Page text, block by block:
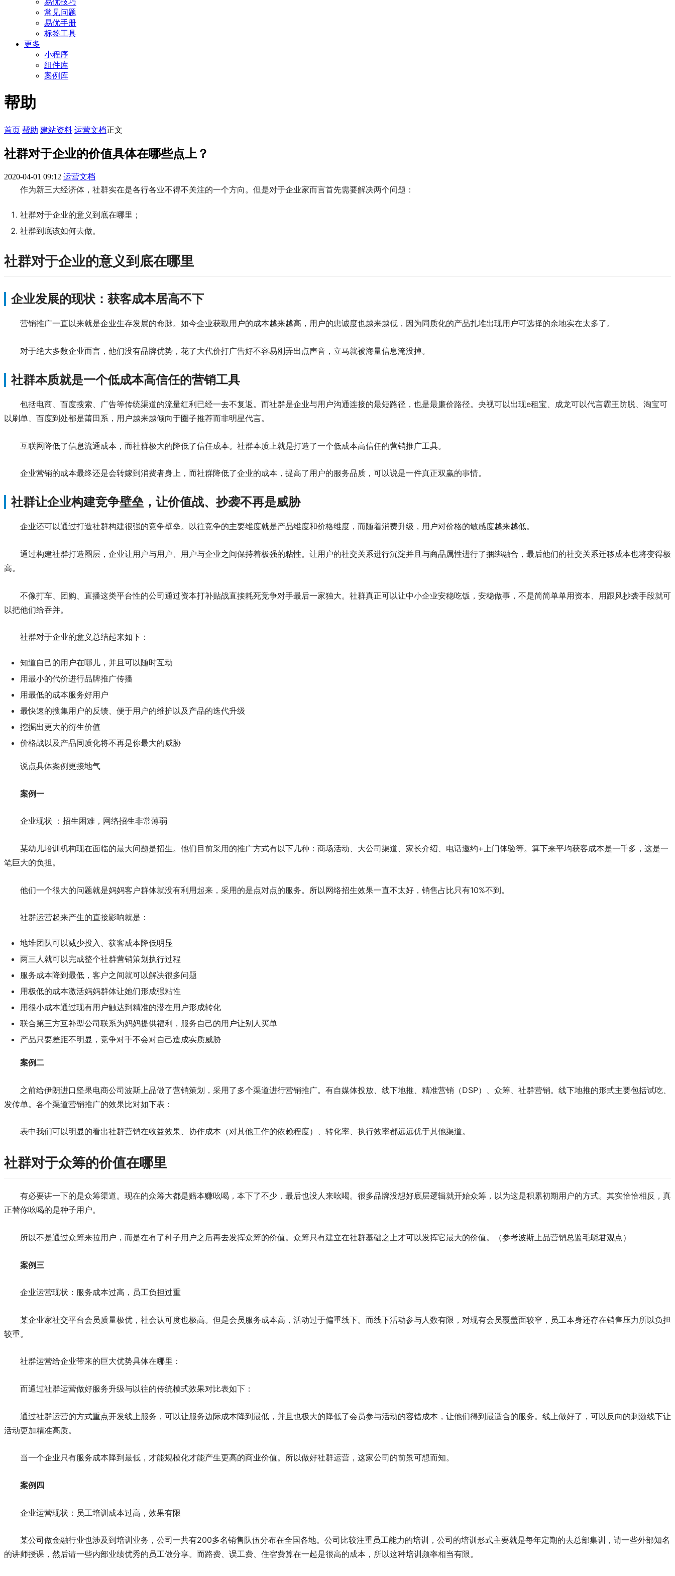
易优技巧
常见问题
易优手册
标签工具
更多
小程序
组件库
案例库
帮助
首页 帮助 建站资料 运营文档正文
社群对于企业的价值具体在哪些点上？
2020-04-01 09:12 运营文档
作为新三大经济体，社群实在是各行各业不得不关注的一个方向。但是对于企业家而言首先需要解决两个问题：
社群对于企业的意义到底在哪里；
社群到底该如何去做。
社群对于企业的意义到底在哪里
企业发展的现状：获客成本居高不下
营销推广一直以来就是企业生存发展的命脉。如今企业获取用户的成本越来越高，用户的忠诚度也越来越低，因为同质化的产品扎堆出现用户可选择的余地实在太多了。
对于绝大多数企业而言，他们没有品牌优势，花了大代价打广告好不容易刚弄出点声音，立马就被海量信息淹没掉。
社群本质就是一个低成本高信任的营销工具
包括电商、百度搜索、广告等传统渠道的流量红利已经一去不复返。而社群是企业与用户沟通连接的最短路径，也是最廉价路径。央视可以出现e租宝、成龙可以代言霸王防脱、淘宝可
以刷单、百度到处都是莆田系，用户越来越倾向于圈子推荐而非明星代言。
互联网降低了信息流通成本，而社群极大的降低了信任成本。社群本质上就是打造了一个低成本高信任的营销推广工具。
企业营销的成本最终还是会转嫁到消费者身上，而社群降低了企业的成本，提高了用户的服务品质，可以说是一件真正双赢的事情。
社群让企业构建竞争壁垒，让价值战、抄袭不再是威胁
企业还可以通过打造社群构建很强的竞争壁垒。以往竞争的主要维度就是产品维度和价格维度，而随着消费升级，用户对价格的敏感度越来越低。
通过构建社群打造圈层，企业让用户与用户、用户与企业之间保持着极强的粘性。让用户的社交关系进行沉淀并且与商品属性进行了捆绑融合，最后他们的社交关系迁移成本也将变得极
高。
不像打车、团购、直播这类平台性的公司通过资本打补贴战直接耗死竞争对手最后一家独大。社群真正可以让中小企业安稳吃饭，安稳做事，不是简简单单用资本、用跟风抄袭手段就可
以把他们给吞并。
社群对于企业的意义总结起来如下：
知道自己的用户在哪儿，并且可以随时互动
用最小的代价进行品牌推广传播
用最低的成本服务好用户
最快速的搜集用户的反馈、便于用户的维护以及产品的迭代升级
挖掘出更大的衍生价值
价格战以及产品同质化将不再是你最大的威胁
说点具体案例更接地气
案例一
企业现状 ：招生困难，网络招生非常薄弱
某幼儿培训机构现在面临的最大问题是招生。他们目前采用的推广方式有以下几种：商场活动、大公司渠道、家长介绍、电话邀约+上门体验等。算下来平均获客成本是一千多，这是一
笔巨大的负担。
他们一个很大的问题就是妈妈客户群体就没有利用起来，采用的是点对点的服务。所以网络招生效果一直不太好，销售占比只有10%不到。
社群运营起来产生的直接影响就是：
地堆团队可以减少投入、获客成本降低明显
两三人就可以完成整个社群营销策划执行过程
服务成本降到最低，客户之间就可以解决很多问题
用极低的成本激活妈妈群体让她们形成强粘性
用很小成本通过现有用户触达到精准的潜在用户形成转化
联合第三方互补型公司联系为妈妈提供福利，服务自己的用户让别人买单
产品只要差距不明显，竞争对手不会对自己造成实质威胁
案例二
之前给伊朗进口坚果电商公司波斯上品做了营销策划，采用了多个渠道进行营销推广。有自媒体投放、线下地推、精准营销（DSP）、众筹、社群营销。线下地推的形式主要包括试吃、
发传单。各个渠道营销推广的效果比对如下表：
表中我们可以明显的看出社群营销在收益效果、协作成本（对其他工作的依赖程度）、转化率、执行效率都远远优于其他渠道。
社群对于众筹的价值在哪里
有必要讲一下的是众筹渠道。现在的众筹大都是赔本赚吆喝，本下了不少，最后也没人来吆喝。很多品牌没想好底层逻辑就开始众筹，以为这是积累初期用户的方式。其实恰恰相反，真
正替你吆喝的是种子用户。
所以不是通过众筹来拉用户，而是在有了种子用户之后再去发挥众筹的价值。众筹只有建立在社群基础之上才可以发挥它最大的价值。（参考波斯上品营销总监毛晓君观点）
案例三
企业运营现状：服务成本过高，员工负担过重
某企业家社交平台会员质量极优，社会认可度也极高。但是会员服务成本高，活动过于偏重线下。而线下活动参与人数有限，对现有会员覆盖面较窄，员工本身还存在销售压力所以负担
较重。
社群运营给企业带来的巨大优势具体在哪里：
而通过社群运营做好服务升级与以往的传统模式效果对比表如下：
通过社群运营的方式重点开发线上服务，可以让服务边际成本降到最低，并且也极大的降低了会员参与活动的容错成本，让他们得到最适合的服务。线上做好了，可以反向的刺激线下让
活动更加精准高质。
当一个企业只有服务成本降到最低，才能规模化才能产生更高的商业价值。所以做好社群运营，这家公司的前景可想而知。
案例四
企业运营现状：员工培训成本过高，效果有限
某公司做金融行业也涉及到培训业务，公司一共有200多名销售队伍分布在全国各地。公司比较注重员工能力的培训，公司的培训形式主要就是每年定期的去总部集训，请一些外部知名
的讲师授课，然后请一些内部业绩优秀的员工做分享。而路费、误工费、住宿费算在一起是很高的成本，所以这种培训频率相当有限。